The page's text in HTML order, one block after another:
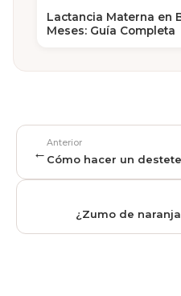
Lactancia Materna en
Meses: Guía Completa
←
Anterior
Cómo hacer un
¿Zumo de